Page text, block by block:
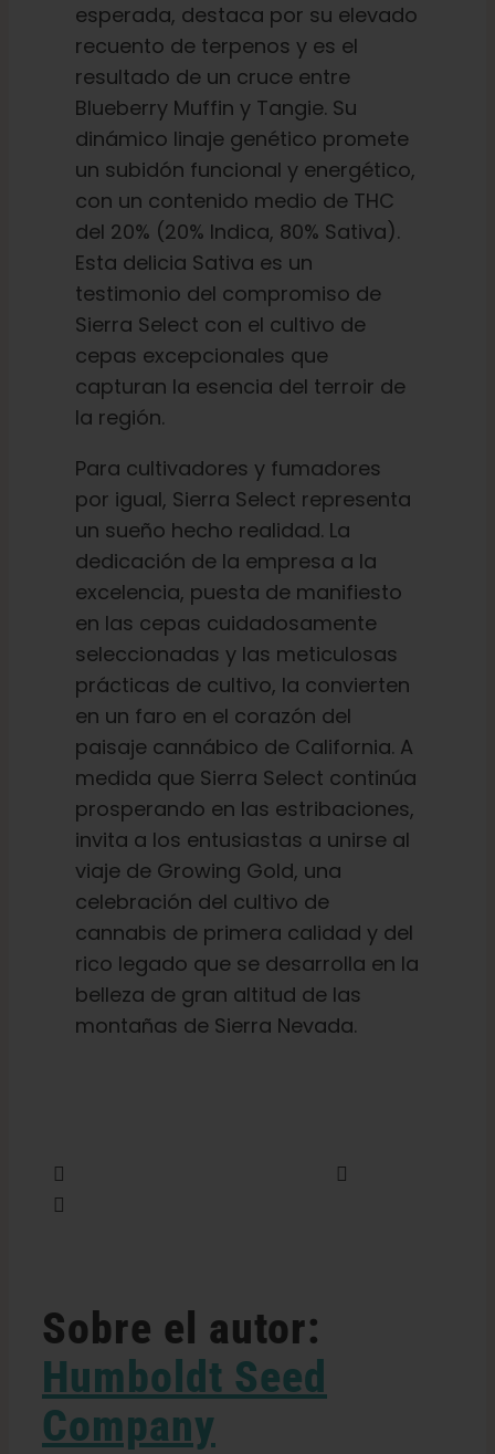
esperada, destaca por su elevado
recuento de terpenos y es el
resultado de un cruce entre
Blueberry Muffin y Tangie. Su
dinámico linaje genético promete
un subidón funcional y energético,
con un contenido medio de THC
del 20% (20% Indica, 80% Sativa).
Esta delicia Sativa es un
testimonio del compromiso de
Sierra Select con el cultivo de
cepas excepcionales que
capturan la esencia del terroir de
la región.
Para cultivadores y fumadores
por igual, Sierra Select representa
un sueño hecho realidad. La
dedicación de la empresa a la
excelencia, puesta de manifiesto
en las cepas cuidadosamente
seleccionadas y las meticulosas
prácticas de cultivo, la convierten
en un faro en el corazón del
paisaje cannábico de California. A
medida que Sierra Select continúa
prosperando en las estribaciones,
invita a los entusiastas a unirse al
viaje de Growing Gold, una
celebración del cultivo de
cannabis de primera calidad y del
rico legado que se desarrolla en la
belleza de gran altitud de las
montañas de Sierra Nevada.
Sobre el autor:
Humboldt Seed
Company